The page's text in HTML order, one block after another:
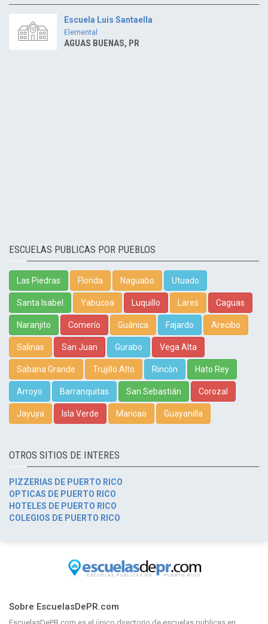
Escuela Luis Santaella
Elemental
AGUAS BUENAS, PR
ESCUELAS PUBLICAS POR PUEBLOS
Las Piedras Florida Naguabo Utuado
Santa Isabel Yabucoa Luquillo Lares Caguas
Naranjito Comerío Guánica Fajardo Arecibo
Salinas San Juan Gurabo Vega Alta
Sabana Grande Trujillo Alto Rincón Hato Rey
Arroyo Barranquitas San Sebastián Corozal
Jayuya Isla Verde Maricao Guayanilla
OTROS SITIOS DE INTERES
PIZZERIAS DE PUERTO RICO
OPTICAS DE PUERTO RICO
HOTELES DE PUERTO RICO
COLEGIOS DE PUERTO RICO
Sobre EscuelasDePR.com